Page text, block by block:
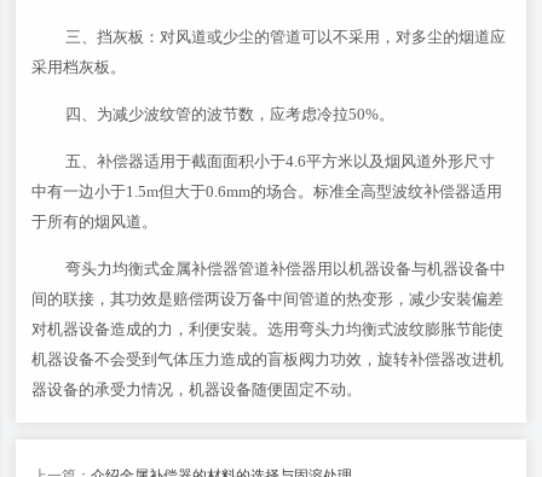
三、挡灰板：对风道或少尘的管道可以不采用，对多尘的烟道应
采用档灰板。
四、为减少波纹管的波节数，应考虑冷拉50%。
五、补偿器适用于截面面积小于4.6平方米以及烟风道外形尺寸
中有一边小于1.5m但大于0.6mm的场合。标准全高型波纹补偿器适用
于所有的烟风道。
弯头力均衡式金属补偿器管道补偿器用以机器设备与机器设备中
间的联接，其功效是赔偿两设万备中间管道的热变形，减少安裝偏差
对机器设备造成的力，利便安裝。选用弯头力均衡式波纹膨胀节能使
机器设备不会受到气体压力造成的盲板阀力功效，旋转补偿器改进机
器设备的承受力情况，机器设备随便固定不动。